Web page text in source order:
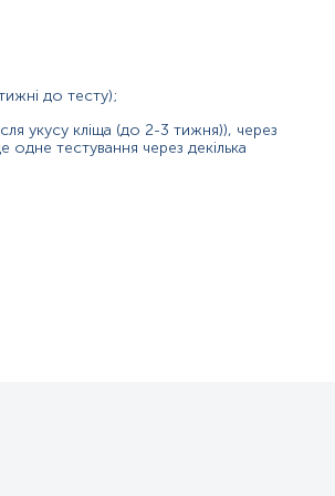
garinii відомі під загальною назвою
Treponema. У людини борелії є
три патогенні для людини види борелій.
ерлізіозу, анаплазмозу, бабезіозу,
ДНК одного із збудників, у 4,0 % —
збудників у природних ареалах.
рідше німфи та личинки. Кліщі
до тесту);
укусу кліща (до 2-3 тижня)), через
тестування через декілька